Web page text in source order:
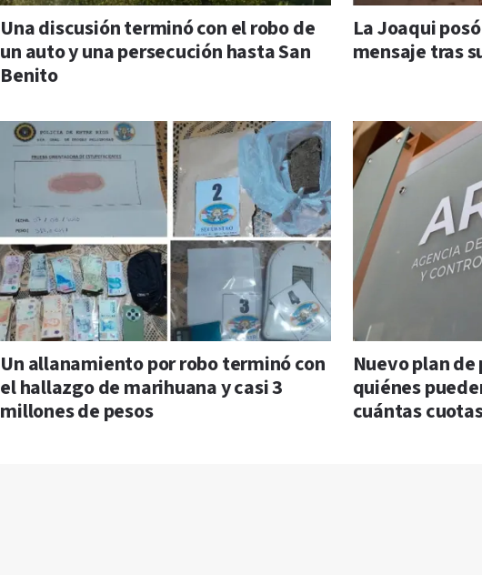
Una discusión terminó con el robo de
un auto y una persecución hasta San
Benito
La Joaqui
mensaje tras
Un allanamiento por robo terminó con
el hallazgo de marihuana y casi 3
millones de pesos
Nuevo plan de
quiénes
cuántas